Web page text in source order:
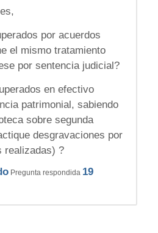
por acuerdos
el mismo tratamiento
por sentencia judicial?
en efectivo
patrimonial, sabiendo
sobre segunda
desgravaciones por
realizadas) ?
Pregunta respondida 19